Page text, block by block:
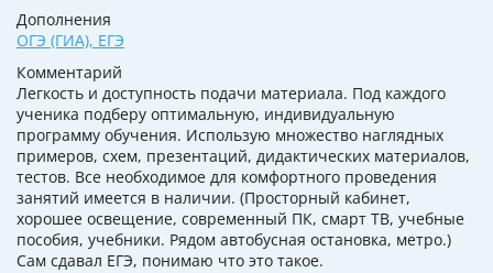
Дополнения
ОГЭ (ГИА), ЕГЭ
Комментарий
Легкость и доступность подачи материала. Под каждого
ученика подберу оптимальную, индивидуальную
программу обучения. Использую множество наглядных
примеров, схем, презентаций, дидактических материалов,
тестов. Все необходимое для комфортного проведения
занятий имеется в наличии. (Просторный кабинет,
хорошее освещение, современный ПК, смарт ТВ, учебные
пособия, учебники. Рядом автобусная остановка, метро.)
Сам сдавал ЕГЭ, понимаю что это такое.